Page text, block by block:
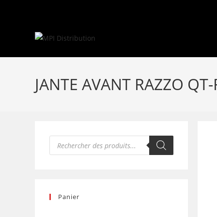
JANTE AVANT RAZZO QT-
Recherche
produits
Panier